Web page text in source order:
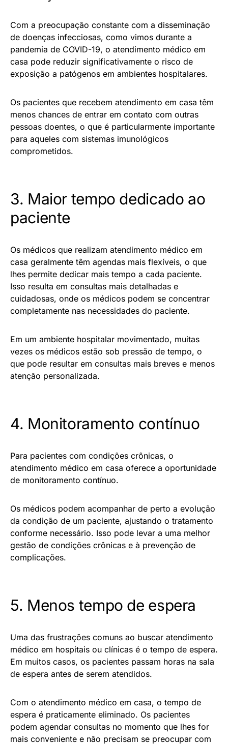
Com a preocupação constante com a disseminação
de doenças infecciosas, como vimos durante a
pandemia de COVID-19, o atendimento médico em
casa pode reduzir significativamente o risco de
exposição a patógenos em ambientes hospitalares.
Os pacientes que recebem atendimento em casa têm
menos chances de entrar em contato com outras
pessoas doentes, o que é particularmente importante
para aqueles com sistemas imunológicos
comprometidos.
3. Maior tempo dedicado ao
paciente
Os médicos que realizam atendimento médico em
casa geralmente têm agendas mais flexíveis, o que
lhes permite dedicar mais tempo a cada paciente.
Isso resulta em consultas mais detalhadas e
cuidadosas, onde os médicos podem se concentrar
completamente nas necessidades do paciente.
Em um ambiente hospitalar movimentado, muitas
vezes os médicos estão sob pressão de tempo, o
que pode resultar em consultas mais breves e menos
atenção personalizada.
4. Monitoramento contínuo
Para pacientes com condições crônicas, o
atendimento médico em casa oferece a oportunidade
de monitoramento contínuo.
Os médicos podem acompanhar de perto a evolução
da condição de um paciente, ajustando o tratamento
conforme necessário. Isso pode levar a uma melhor
gestão de condições crônicas e à prevenção de
complicações.
5. Menos tempo de espera
Uma das frustrações comuns ao buscar atendimento
médico em hospitais ou clínicas é o tempo de espera.
Em muitos casos, os pacientes passam horas na sala
de espera antes de serem atendidos.
Com o atendimento médico em casa, o tempo de
espera é praticamente eliminado. Os pacientes
podem agendar consultas no momento que lhes for
mais conveniente e não precisam se preocupar com